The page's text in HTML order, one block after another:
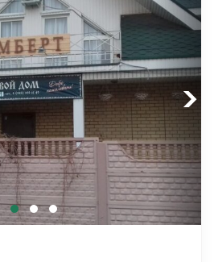
Next